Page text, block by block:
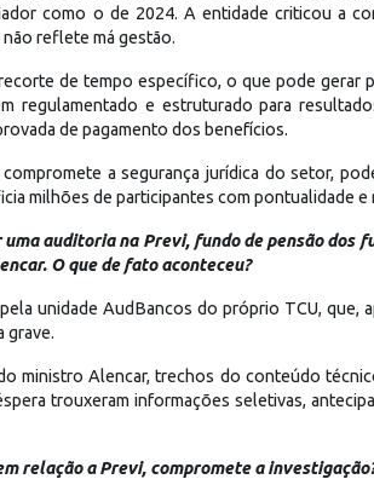
como o de 2024. A entidade criticou a
reflete má gestão.
de tempo específico, o que pode gerar
regulamentado e estruturado para
de pagamento dos benefícios.
a segurança jurídica do setor,
milhões de participantes com pontualidade
auditoria na Previ, fundo de pensão dos
O que de fato aconteceu?
unidade AudBancos do próprio TCU, que,
grave.
ministro Alencar, trechos do conteúdo
trouxeram informações seletivas,
relação a Previ, compromete a